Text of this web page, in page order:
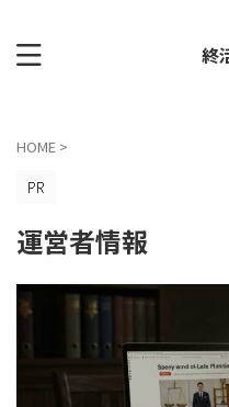
終
HOME >
運営者情報